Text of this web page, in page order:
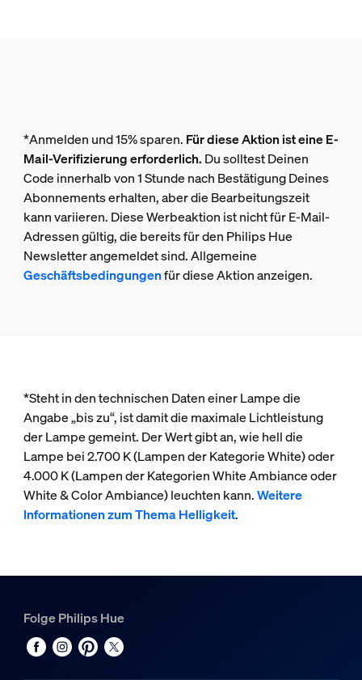
*Anmelden und 15% sparen. Für diese Aktion ist eine E-
Mail-Verifizierung erforderlich. Du solltest Deinen
Code innerhalb von 1 Stunde nach Bestätigung Deines
Abonnements erhalten, aber die Bearbeitungszeit
kann variieren. Diese Werbeaktion ist nicht für E-Mail-
Adressen gültig, die bereits für den Philips Hue
Newsletter angemeldet sind. Allgemeine
Geschäftsbedingungenfür diese Aktion anzeigen.
*Steht in den technischen Daten einer Lampe die
Angabe „bis zu“, ist damit die maximale Lichtleistung
der Lampe gemeint. Der Wert gibt an, wie hell die
Lampe bei 2.700 K (Lampen der Kategorie White) oder
4.000 K (Lampen der Kategorien White Ambiance oder
White & Color Ambiance) leuchten kann.Weitere
Informationen zum Thema Helligkeit.
Folge Philips Hue